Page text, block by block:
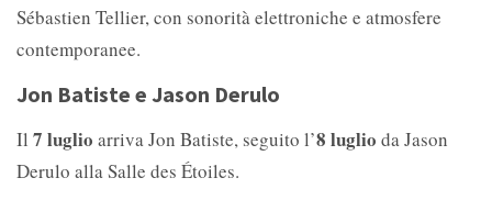
Sébastien Tellier, con sonorità elettroniche e atmosfere
contemporanee.
Jon Batiste e Jason Derulo
Il 7 luglio arriva Jon Batiste, seguito l’8 luglio da Jason
Derulo alla Salle des Étoiles.